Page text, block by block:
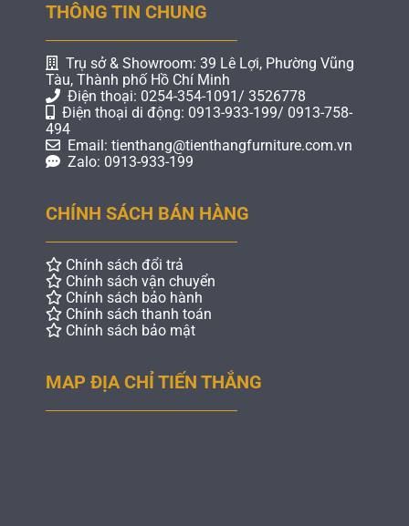
THÔNG TIN CHUNG
Trụ sở & Showroom: 39 Lê Lợi, Phường Vũng
Tàu, Thành phố Hồ Chí Minh
Điện thoại: 0254-354-1091/ 3526778
Điện thoại di động: 0913-933-199/ 0913-758-
494
Email: tienthang@tienthangfurniture.com.vn
Zalo: 0913-933-199
CHÍNH SÁCH BÁN HÀNG
Chính sách đổi trả
Chính sách vận chuyển
Chính sách bảo hành
Chính sách thanh toán
Chính sách bảo mật
MAP ĐỊA CHỈ TIẾN THẮNG